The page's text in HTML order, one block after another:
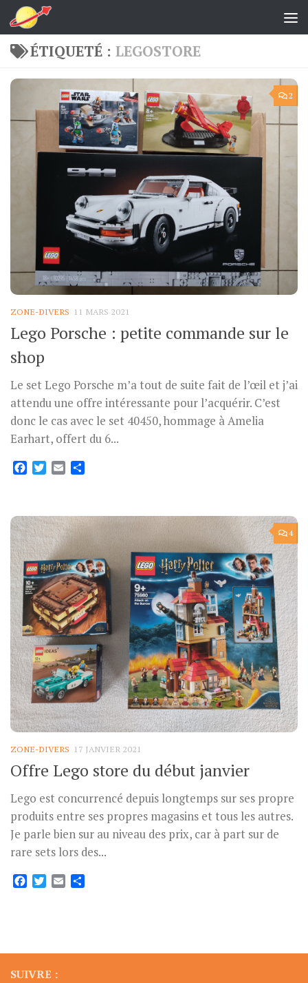
Skip to content
ÉTIQUETÉ : LEGOSTORE
2
ZONE-DIVERS 11 MARS 2021
Lego Porsche : petite commande sur le
shop
Le set Lego Porsche m’a tout de suite fait de l’œil et j’ai
attendu une offre intéressante pour l’acquérir. C’est
donc le cas avec le set 40450, hommage à Amelia
Earhart, offert du 6...
Facebook
Twitter
Email
4
ZONE-DIVERS 17 JANVIER 2021
Offre Lego store du début janvier
Lego est concurrencé depuis longtemps sur ses propre
produits entre ses propres magasins et tous les autres.
Je parle bien sur au niveau des prix, car à part sur de
rare sets lors des...
Facebook
Twitter
Email
SUIVRE :